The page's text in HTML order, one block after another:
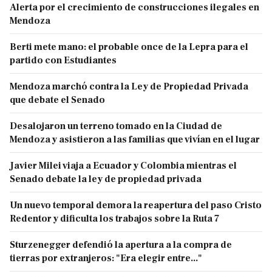
Alerta por el crecimiento de construcciones ilegales en
Mendoza
Berti mete mano: el probable once de la Lepra para el
partido con Estudiantes
Mendoza marchó contra la Ley de Propiedad Privada
que debate el Senado
Desalojaron un terreno tomado en la Ciudad de
Mendoza y asistieron a las familias que vivían en el lugar
Javier Milei viaja a Ecuador y Colombia mientras el
Senado debate la ley de propiedad privada
Un nuevo temporal demora la reapertura del paso Cristo
Redentor y dificulta los trabajos sobre la Ruta 7
Sturzenegger defendió la apertura a la compra de
tierras por extranjeros: "Era elegir entre..."